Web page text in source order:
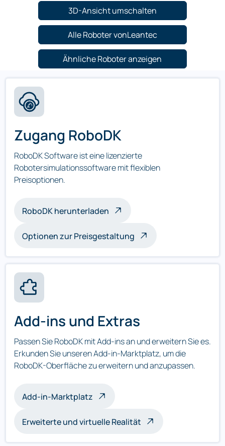
3D-Ansicht umschalten
Alle Roboter vonLeantec
Ähnliche Roboter anzeigen
Zugang RoboDK
RoboDK Software ist eine lizenzierte
Robotersimulationssoftware mit flexiblen
Preisoptionen.
RoboDK herunterladen
Optionen zur Preisgestaltung
Add-ins und Extras
Passen Sie RoboDK mit Add-ins an und erweitern Sie es.
Erkunden Sie unseren Add-in-Marktplatz, um die
RoboDK-Oberfläche zu erweitern und anzupassen.
Add-in-Marktplatz
Erweiterte und virtuelle Realität